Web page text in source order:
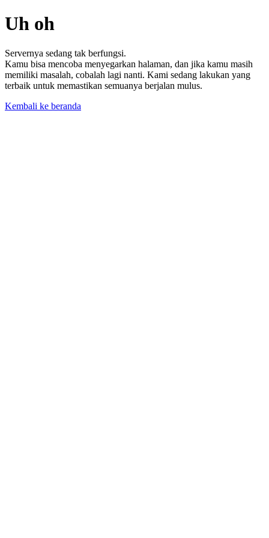
Uh oh
Servernya sedang tak berfungsi.
Kamu bisa mencoba menyegarkan halaman, dan jika kamu masih
memiliki masalah, cobalah lagi nanti. Kami sedang lakukan yang
terbaik untuk memastikan semuanya berjalan mulus.
Kembali ke beranda